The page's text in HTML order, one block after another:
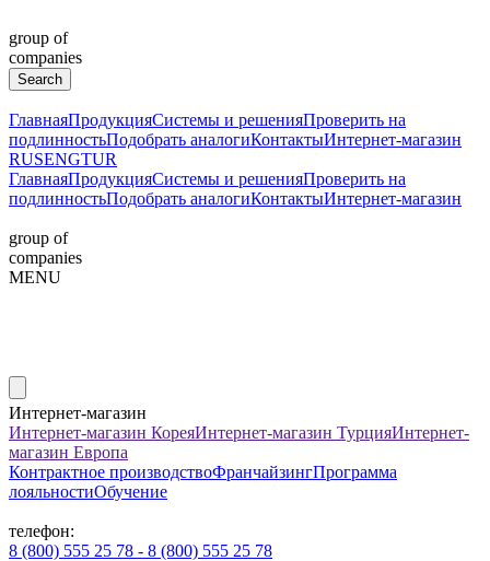
group of
companies
ГлавнаяПродукцияСистемы и решенияПроверить на
подлинностьПодобрать аналогиКонтактыИнтернет-магазин
RUSENGTUR
ГлавнаяПродукцияСистемы и решенияПроверить на
подлинностьПодобрать аналогиКонтактыИнтернет-магазин
group of
companies
MENU
Интернет-магазин
Интернет-магазин КореяИнтернет-магазин ТурцияИнтернет-
магазин Европа
Контрактное производствоФранчайзингПрограмма
лояльностиОбучение
телефон:
8 (800) 555 25 78 - 8 (800) 555 25 78